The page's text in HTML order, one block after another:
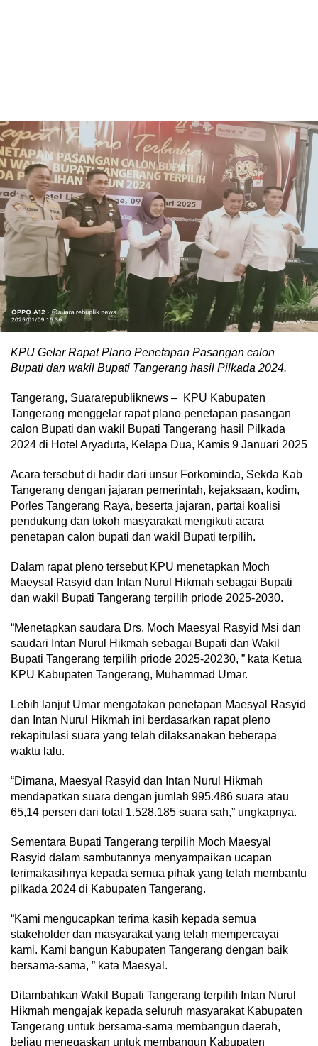
KPU Gelar Rapat Plano Penetapan Pasangan calon
Bupati dan wakil Bupati Tangerang hasil Pilkada 2024.
Tangerang, Suararepubliknews – KPU Kabupaten
Tangerang menggelar rapat plano penetapan pasangan
calon Bupati dan wakil Bupati Tangerang hasil Pilkada
2024 di Hotel Aryaduta, Kelapa Dua, Kamis 9 Januari 2025
Acara tersebut di hadir dari unsur Forkominda, Sekda Kab
Tangerang dengan jajaran pemerintah, kejaksaan, kodim,
Porles Tangerang Raya, beserta jajaran, partai koalisi
pendukung dan tokoh masyarakat mengikuti acara
penetapan calon bupati dan wakil Bupati terpilih.
Dalam rapat pleno tersebut KPU menetapkan Moch
Maeysal Rasyid dan Intan Nurul Hikmah sebagai Bupati
dan wakil Bupati Tangerang terpilih priode 2025-2030.
“Menetapkan saudara Drs. Moch Maesyal Rasyid Msi dan
saudari Intan Nurul Hikmah sebagai Bupati dan Wakil
Bupati Tangerang terpilih priode 2025-20230, ” kata Ketua
KPU Kabupaten Tangerang, Muhammad Umar.
Lebih lanjut Umar mengatakan penetapan Maesyal Rasyid
dan Intan Nurul Hikmah ini berdasarkan rapat pleno
rekapitulasi suara yang telah dilaksanakan beberapa
waktu lalu.
“Dimana, Maesyal Rasyid dan Intan Nurul Hikmah
mendapatkan suara dengan jumlah 995.486 suara atau
65,14 persen dari total 1.528.185 suara sah,” ungkapnya.
Sementara Bupati Tangerang terpilih Moch Maesyal
Rasyid dalam sambutannya menyampaikan ucapan
terimakasihnya kepada semua pihak yang telah membantu
pilkada 2024 di Kabupaten Tangerang.
“Kami mengucapkan terima kasih kepada semua
stakeholder dan masyarakat yang telah mempercayai
kami. Kami bangun Kabupaten Tangerang dengan baik
bersama-sama, ” kata Maesyal.
Ditambahkan Wakil Bupati Tangerang terpilih Intan Nurul
Hikmah mengajak kepada seluruh masyarakat Kabupaten
Tangerang untuk bersama-sama membangun daerah,
beliau menegaskan untuk membangun Kabupaten